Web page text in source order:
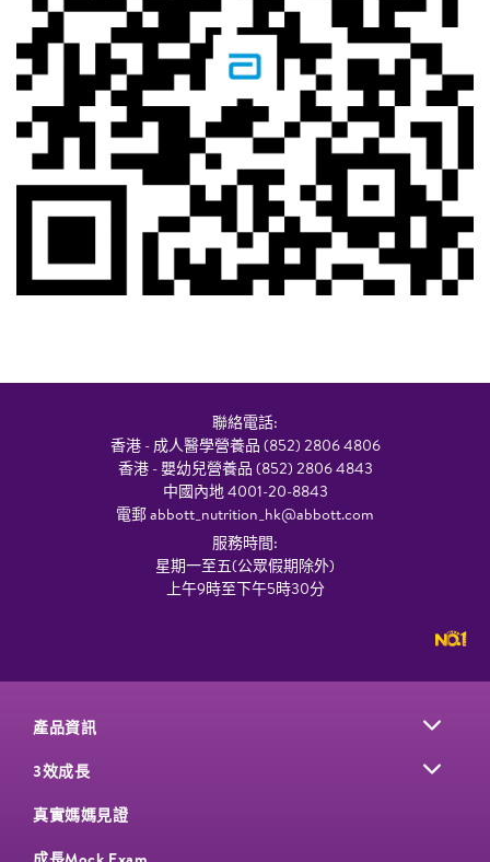
聯絡電話:
香港 - 成人醫學營養品 (852) 2806 4806
香港 - 嬰幼兒營養品 (852) 2806 4843
中國內地 4001-20-8843
電郵abbott_nutrition_hk@abbott.com
服務時間:
星期一至五(公眾假期除外)
上午9時至下午5時30分
產品資訊
3效成長
真實媽媽見證